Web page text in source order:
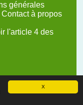
X
générales
Contact à propos
l'article 4 des